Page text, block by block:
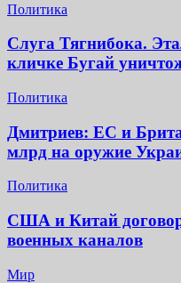
Политика
Слуга Тягнибока.
кличке Бугай
Политика
Дмитриев: ЕС и
млрд на оружие
Политика
США и Китай
военных каналов
Мир